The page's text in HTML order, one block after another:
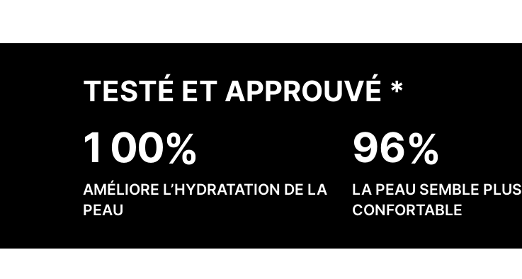
TESTÉ ET APPROUVÉ *
1 00
AMÉLIORE L’HYDRATATION DE LA
PEAU
96
LA PEAU SEMBLE PLUS
CONFORTABLE